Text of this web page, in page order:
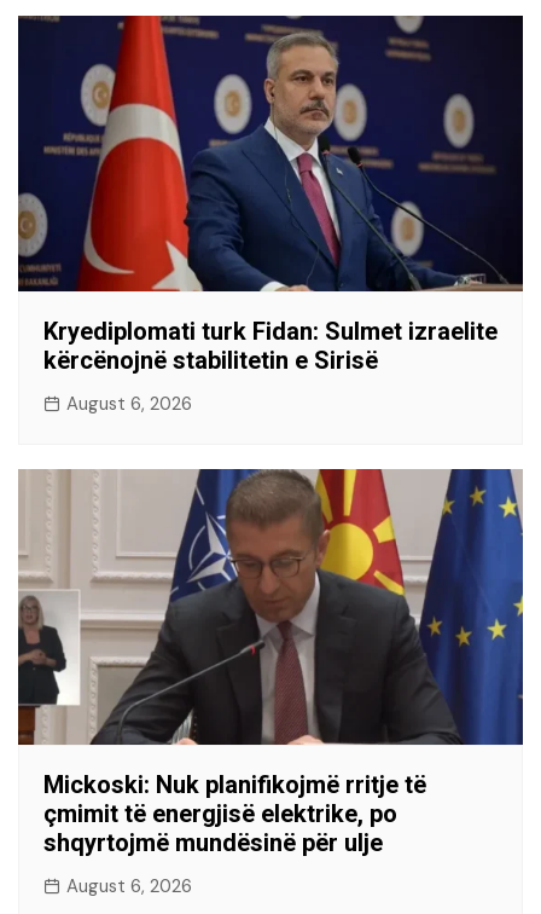
Kryediplomati turk Fidan: Sulmet izraelite
kërcënojnë stabilitetin e Sirisë
August 6, 2026
Mickoski: Nuk planifikojmë rritje të
çmimit të energjisë elektrike, po
shqyrtojmë mundësinë për ulje
August 6, 2026